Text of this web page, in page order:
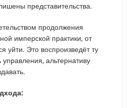
представительства.
продолжения
имперской практики, от
уйти. Это воспроизведёт ту
альтернативу